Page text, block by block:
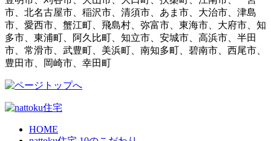
市、北名古屋市、稲沢市、清須市、あま市、大治市、津島
市、愛西市、蟹江町、飛島村、弥富市、東海市、大府市、知
多市、東浦町、阿久比町、知立市、安城市、高浜市、半田
市、常滑市、武豊町、美浜町、南知多町、碧南市、西尾市、
豊田市、岡崎市、幸田町
HOME